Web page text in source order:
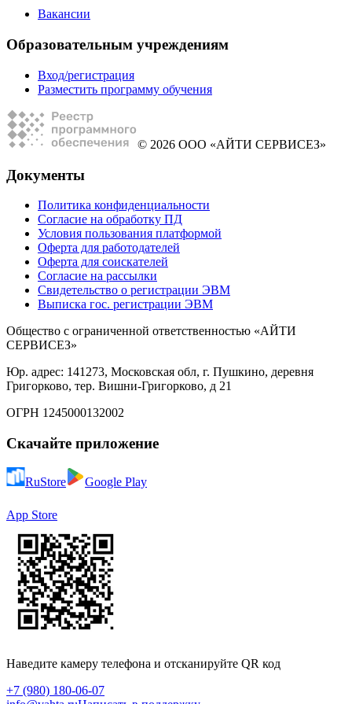
Вакансии
Образовательным учреждениям
Вход/регистрация
Разместить программу обучения
© 2026 ООО «АЙТИ СЕРВИСЕЗ»
Документы
Политика конфиденциальности
Согласие на обработку ПД
Условия пользования платформой
Оферта для работодателей
Оферта для соискателей
Согласие на рассылки
Свидетельство о регистрации ЭВМ
Выписка гос. регистрации ЭВМ
Общество с ограниченной ответственностью «АЙТИ
СЕРВИСЕЗ»
Юр. адрес: 141273, Московская обл, г. Пушкино, деревня
Григорково, тер. Вишни-Григорково, д 21
ОГРН 1245000132002
Скачайте приложение
RuStore Google Play
App Store
Наведите камеру телефона и отсканируйте QR код
+7 (980) 180-06-07